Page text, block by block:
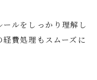
ルをしっかり理解し
費処理もスムーズに